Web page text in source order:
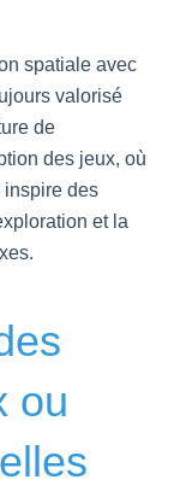
spatiale avec
valorisé
de
des jeux, où
inspire des
et la
ou